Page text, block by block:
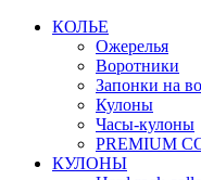
КОЛЬЕ
Ожерелья
Воротники
Запонки на
Кулоны
Часы-кулоны
PREMIUM
КУЛОНЫ